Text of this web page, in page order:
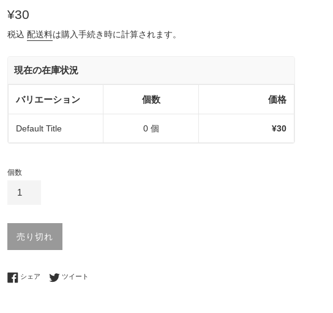
通
価
¥30
税込 配送料は購入手続き時に計算されます。
現在の在庫状況
バリエーション 個数 価格
Default Title 0 個 ¥30
個数
売り切れ
シェア Facebookでシェアする
ツイート